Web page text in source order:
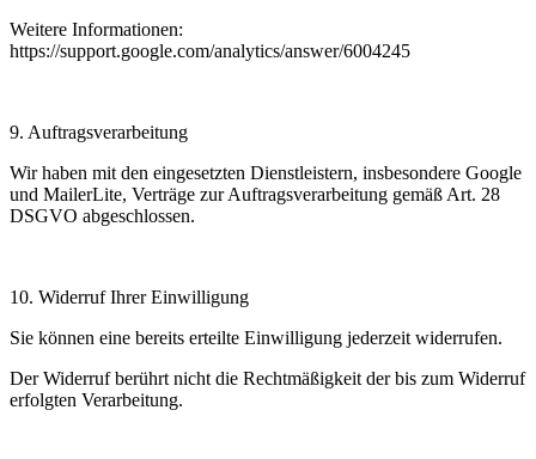
Weitere Informationen:
https://support.google.com/analytics/answer/6004245
9. Auftragsverarbeitung
Wir haben mit den eingesetzten Dienstleistern, insbesondere Google
und MailerLite, Verträge zur Auftragsverarbeitung gemäß Art. 28
DSGVO abgeschlossen.
10. Widerruf Ihrer Einwilligung
Sie können eine bereits erteilte Einwilligung jederzeit widerrufen.
Der Widerruf berührt nicht die Rechtmäßigkeit der bis zum Widerruf
erfolgten Verarbeitung.